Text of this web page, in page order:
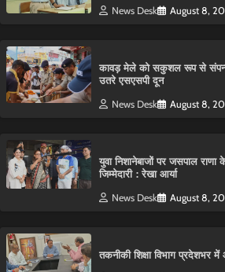
News Desk August 8,
कावड़ मेले को सकुशल रूप से
उतरे एसएसपी दून
News Desk August 8,
युवा निशानेबाजों पर जसपाल
जिम्मेदारी : रेखा आर्या
News Desk August 8,
तकनीकी शिक्षा विभाग प्रदेशभर